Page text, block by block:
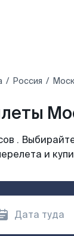
Россия
.
и